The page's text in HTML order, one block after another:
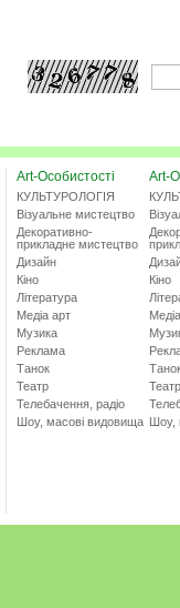
Art-Особистості
КУЛЬТУРОЛОГІЯ
Візуальне мистецтво
Декоративно-
прикладне мистецтво
Дизайн
Кіно
Література
Медіа арт
Музика
Реклама
Танок
Театр
Телебачення, радіо
Шоу, масові видовища
Art-
Кіно
Театр
Шоу,